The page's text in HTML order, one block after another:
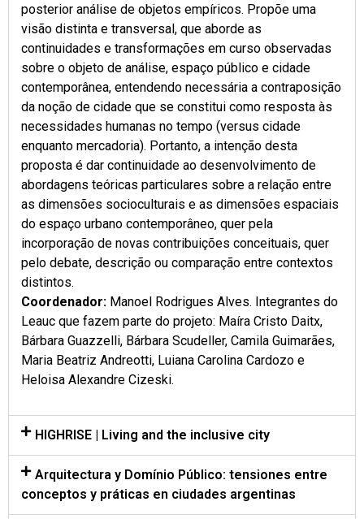
posterior análise de objetos empíricos. Propõe uma
visão distinta e transversal, que aborde as
continuidades e transformações em curso observadas
sobre o objeto de análise, espaço público e cidade
contemporânea, entendendo necessária a contraposição
da noção de cidade que se constitui como resposta às
necessidades humanas no tempo (versus cidade
enquanto mercadoria). Portanto, a intenção desta
proposta é dar continuidade ao desenvolvimento de
abordagens teóricas particulares sobre a relação entre
as dimensões socioculturais e as dimensões espaciais
do espaço urbano contemporâneo, quer pela
incorporação de novas contribuições conceituais, quer
pelo debate, descrição ou comparação entre contextos
distintos.
Coordenador: Manoel Rodrigues Alves. Integrantes do
Leauc que fazem parte do projeto: Maíra Cristo Daitx,
Bárbara Guazzelli, Bárbara Scudeller, Camila Guimarães,
Maria Beatriz Andreotti, Luiana Carolina Cardozo e
Heloisa Alexandre Cizeski.
HIGHRISE | Living and the inclusive city
Arquitectura y Domínio Público: tensiones entre
conceptos y práticas en ciudades argentinas